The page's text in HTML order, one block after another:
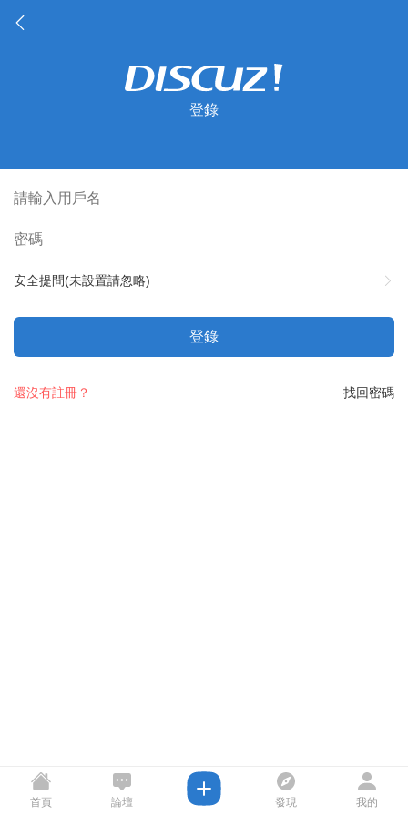
登錄
安全提問(未設置請忽略)
登錄
找回密碼
還沒有註冊？
首頁 論壇 發現 我的